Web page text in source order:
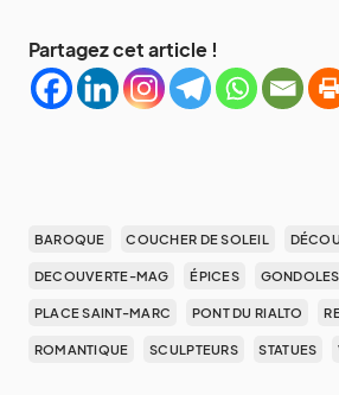
Partagez cet article !
BAROQUE COUCHER DE SOLEIL
DECOUVERTE-MAG ÉPICES GONDOLES
PLACE SAINT-MARC PONT DU RIALTO
ROMANTIQUE SCULPTEURS STATUES